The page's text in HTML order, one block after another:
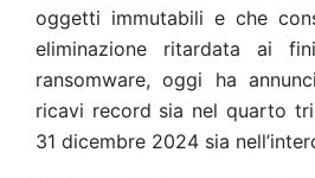
oggetti immutabili e che
eliminazione ritardata ai
ransomware, oggi ha
ricavi record sia nel quarto
31 dicembre 2024 sia